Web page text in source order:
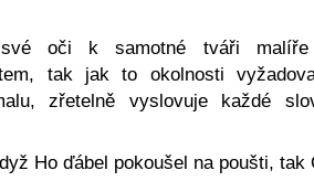
oči k samotné tváři
tak jak to okolnosti
zřetelně vyslovuje každé
Ho ďábel pokoušel na poušti, tak